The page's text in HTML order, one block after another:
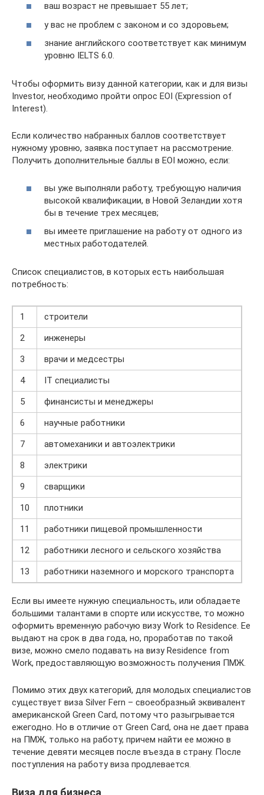
ваш возраст не превышает 55 лет;
у вас не проблем с законом и со здоровьем;
знание английского соответствует как минимум
уровню IELTS 6.0.
Чтобы оформить визу данной категории, как и для визы
Investor, необходимо пройти опрос EOI (Expression of
Interest).
Если количество набранных баллов соответствует
нужному уровню, заявка поступает на рассмотрение.
Получить дополнительные баллы в EOI можно, если:
вы уже выполняли работу, требующую наличия
высокой квалификации, в Новой Зеландии хотя
бы в течение трех месяцев;
вы имеете приглашение на работу от одного из
местных работодателей.
Список специалистов, в которых есть наибольшая
потребность:
1
строители
2
инженеры
3
врачи и медсестры
4
IT специалисты
5
финансисты и менеджеры
6
научные работники
7
автомеханики и автоэлектрики
8
электрики
9
сварщики
10
плотники
11
работники пищевой промышленности
12
работники лесного и сельского хозяйства
13
работники наземного и морского транспорта
Если вы имеете нужную специальность, или обладаете
большими талантами в спорте или искусстве, то можно
оформить временную рабочую визу Work to Residence. Ее
выдают на срок в два года, но, проработав по такой
визе, можно смело подавать на визу Residence from
Work, предоставляющую возможность получения ПМЖ.
Помимо этих двух категорий, для молодых специалистов
существует виза Silver Fern – своеобразный эквивалент
американской Green Card, потому что разыгрывается
ежегодно. Но в отличие от Green Card, она не дает права
на ПМЖ, только на работу, причем найти ее можно в
течение девяти месяцев после въезда в страну. После
поступления на работу виза продлевается.
Виза для бизнеса